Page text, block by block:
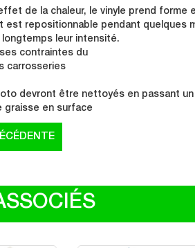
de la chaleur, le vinyle prend
est repositionnable pendant quelques
leur intensité.
contraintes du
carrosseries
devront être nettoyés en passant
graisse en surface